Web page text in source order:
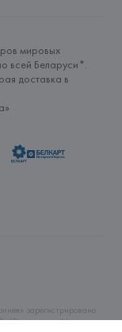
мировых
всей Беларуси*.
доставка в
»
зарегистрировано
Юр.адрес: г. Минск, ул.